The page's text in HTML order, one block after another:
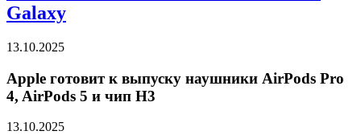
Galaxy
13.10.2025
Apple готовит к выпуску наушники AirPods Pro
4, AirPods 5 и чип H3
13.10.2025